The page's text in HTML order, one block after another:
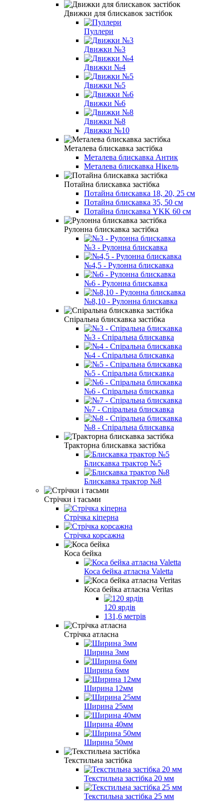
Движки для блискавок застібок
Пуллери
Движки №3
Движки №4
Движки №5
Движки №6
Движки №8
Движки №10
Металева блискавка застібка
Металева блискавка Антик
Металева блискавка Нікель
Потайна блискавка застібка
Потайна блискавка 18, 20, 25 см
Потайна блискавка 35, 50 см
Потайна блискавка YKK 60 см
Рулонна блискавка застібка
№3 - Рулонна блискавка
№4,5 - Рулонна блискавка
№6 - Рулонна блискавка
№8,10 - Рулонна блискавка
Спіральна блискавка застібка
№3 - Спіральна блискавка
№4 - Спіральна блискавка
№5 - Спіральна блискавка
№6 - Спіральна блискавка
№7 - Спіральна блискавка
№8 - Спіральна блискавка
Тракторна блискавка застібка
Блискавка трактор №5
Блискавка трактор №8
Стрічки і тасьми
Стрічка кіперна
Стрічка корсажна
Коса бейка
Коса бейка атласна Valetta
Коса бейка атласна Veritas
120 ярдів
131,6 метрів
Стрічка атласна
Ширина 3мм
Ширина 6мм
Ширина 12мм
Ширина 25мм
Ширина 40мм
Ширина 50мм
Текстильна застібка
Текстильна застібка 20 мм
Текстильна застібка 25 мм